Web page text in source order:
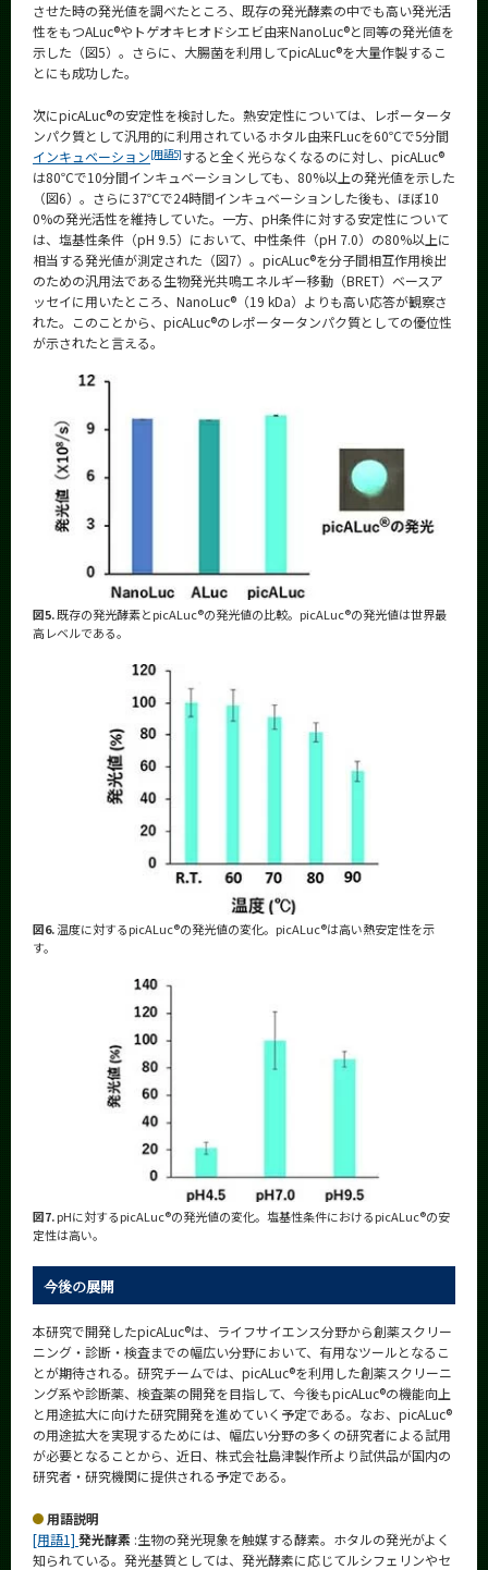
させた時の発光値を調べたところ、既存の発光酵素の中でも高い発光活
性をもつALuc®やトゲオキヒオドシエビ由来NanoLuc®と同等の発光値を
示した（図5）。さらに、大腸菌を利用してpicALuc®を大量作製するこ
とにも成功した。
次にpicALuc®の安定性を検討した。熱安定性については、レポータータ
ンパク質として汎用的に利用されているホタル由来FLucを60℃で5分間
インキュベーション[用語5]すると全く光らなくなるのに対し、picALuc®
は80℃で10分間インキュベーションしても、80%以上の発光値を示した
（図6）。さらに37℃で24時間インキュベーションした後も、ほぼ10
0%の発光活性を維持していた。一方、pH条件に対する安定性について
は、塩基性条件（pH 9.5）において、中性条件（pH 7.0）の80%以上に
相当する発光値が測定された（図7）。picALuc®を分子間相互作用検出
のための汎用法である生物発光共鳴エネルギー移動（BRET）ベースア
ッセイに用いたところ、NanoLuc®（19 kDa）よりも高い応答が観察さ
れた。このことから、picALuc®のレポータータンパク質としての優位性
が示されたと言える。
図5.既存の発光酵素とpicALuc®の発光値の比較。picALuc®の発光値は世界最
高レベルである。
図6.温度に対するpicALuc®の発光値の変化。picALuc®は高い熱安定性を示
す。
図7.pHに対するpicALuc®の発光値の変化。塩基性条件におけるpicALuc®の安
定性は高い。
今後の展開
本研究で開発したpicALuc®は、ライフサイエンス分野から創薬スクリー
ニング・診断・検査までの幅広い分野において、有用なツールとなるこ
とが期待される。研究チームでは、picALuc®を利用した創薬スクリーニ
ング系や診断薬、検査薬の開発を目指して、今後もpicALuc®の機能向上
と用途拡大に向けた研究開発を進めていく予定である。なお、picALuc®
の用途拡大を実現するためには、幅広い分野の多くの研究者による試用
が必要となることから、近日、株式会社島津製作所より試供品が国内の
研究者・研究機関に提供される予定である。
用語説明
[用語1] 発光酵素 :生物の発光現象を触媒する酵素。ホタルの発光がよく
知られている。発光基質としては、発光酵素に応じてルシフェリンやセ